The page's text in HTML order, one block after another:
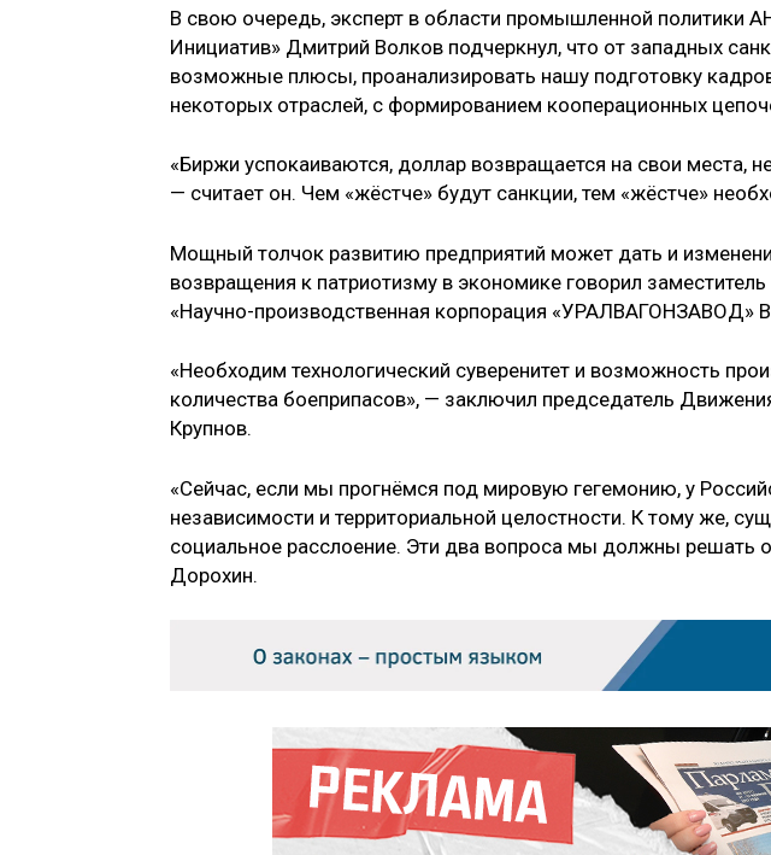
В свою очередь, эксперт в области промышленной политики
Инициатив» Дмитрий Волков подчеркнул, что от западных
возможные плюсы, проанализировать нашу подготовку
некоторых отраслей, с формированием кооперационных
«Биржи успокаиваются, доллар возвращается на свои места,
— считает он. Чем «жёстче» будут санкции, тем «жёстче»
Мощный толчок развитию предприятий может дать и
возвращения к патриотизму в экономике говорил
«Научно-производственная корпорация «УРАЛВАГОНЗАВОД»
«Необходим технологический суверенитет и возможность
количества боеприпасов», — заключил председатель
Крупнов.
«Сейчас, если мы прогнёмся под мировую гегемонию, у
независимости и территориальной целостности. К тому же,
социальное расслоение. Эти два вопроса мы должны решать
Дорохин.